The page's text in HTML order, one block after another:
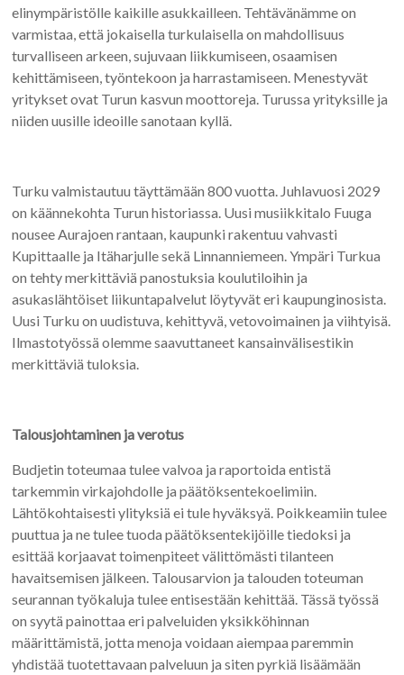
elinympäristölle kaikille asukkailleen. Tehtävänämme on
varmistaa, että jokaisella turkulaisella on mahdollisuus
turvalliseen arkeen, sujuvaan liikkumiseen, osaamisen
kehittämiseen, työntekoon ja harrastamiseen. Menestyvät
yritykset ovat Turun kasvun moottoreja. Turussa yrityksille ja
niiden uusille ideoille sanotaan kyllä.
Turku valmistautuu täyttämään 800 vuotta. Juhlavuosi 2029
on käännekohta Turun historiassa. Uusi musiikkitalo Fuuga
nousee Aurajoen rantaan, kaupunki rakentuu vahvasti
Kupittaalle ja Itäharjulle sekä Linnanniemeen. Ympäri Turkua
on tehty merkittäviä panostuksia koulutiloihin ja
asukaslähtöiset liikuntapalvelut löytyvät eri kaupunginosista.
Uusi Turku on uudistuva, kehittyvä, vetovoimainen ja viihtyisä.
Ilmastotyössä olemme saavuttaneet kansainvälisestikin
merkittäviä tuloksia.
Talousjohtaminen ja verotus
Budjetin toteumaa tulee valvoa ja raportoida entistä
tarkemmin virkajohdolle ja päätöksentekoelimiin.
Lähtökohtaisesti ylityksiä ei tule hyväksyä. Poikkeamiin tulee
puuttua ja ne tulee tuoda päätöksentekijöille tiedoksi ja
esittää korjaavat toimenpiteet välittömästi tilanteen
havaitsemisen jälkeen. Talousarvion ja talouden toteuman
seurannan työkaluja tulee entisestään kehittää. Tässä työssä
on syytä painottaa eri palveluiden yksikköhinnan
määrittämistä, jotta menoja voidaan aiempaa paremmin
yhdistää tuotettavaan palveluun ja siten pyrkiä lisäämään